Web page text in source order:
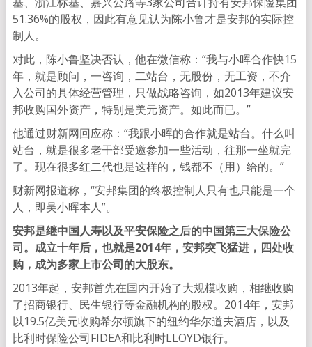
51.36%的股权，因此有意见认为陈小鲁才是安邦的实际控
制人。
对此，陈小鲁坚决否认，他在微信称：“我与小晖合作快15
年，就是顾问，一咨询，二站台，无股份，无工资，不介
入公司的具体经营管理，只做战略咨询，如2013年建议安
邦收购国外资产，特别是美元资产。如此而已。”
他通过财新网回应称：“我跟小晖的合作就是站台。什么叫
站台，就是很多老干部受邀参加一些活动，往那一坐就完
了。现在很多红二代也是这样的，钱都不（用）给的。”
财新网报道称，“安邦集团的终极控制人只有也只能是一个
人，即吴小晖本人”。
安邦是继中国人寿以及平安保险之后的中国第三大保险公
司。成立十年后，也就是2014年，安邦突飞猛进，四处收
购，成为多家上市公司的大股东。
2013年起，安邦首先在国内开始了大规模收购，相继收购
了招商银行、民生银行等金融机构的股权。2014年，安邦
以19.5亿美元收购希尔顿旗下的纽约华尔道夫酒店，以及
比利时保险公司FIDEA和比利时LLOYD银行。